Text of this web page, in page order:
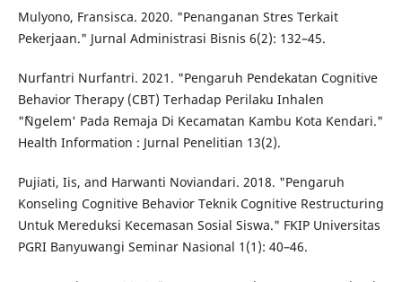
Mulyono, Fransisca. 2020. "Penanganan Stres Terkait
Pekerjaan." Jurnal Administrasi Bisnis 6(2): 132–45.
Nurfantri Nurfantri. 2021. "Pengaruh Pendekatan Cognitive
Behavior Therapy (CBT) Terhadap Perilaku Inhalen
"˜Ngelem' Pada Remaja Di Kecamatan Kambu Kota Kendari."
Health Information : Jurnal Penelitian 13(2).
Pujiati, Iis, and Harwanti Noviandari. 2018. "Pengaruh
Konseling Cognitive Behavior Teknik Cognitive Restructuring
Untuk Mereduksi Kecemasan Sosial Siswa." FKIP Universitas
PGRI Banyuwangi Seminar Nasional 1(1): 40–46.